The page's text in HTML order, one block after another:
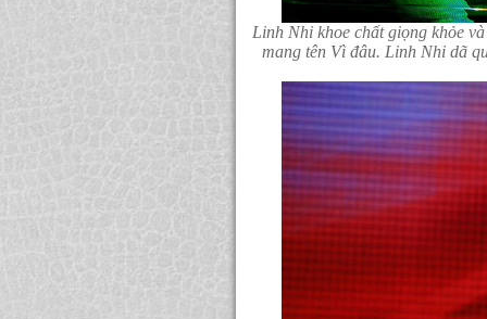
Linh Nhi khoe chất giọng khỏe
mang tên Vì đâu. Linh Nhi dã